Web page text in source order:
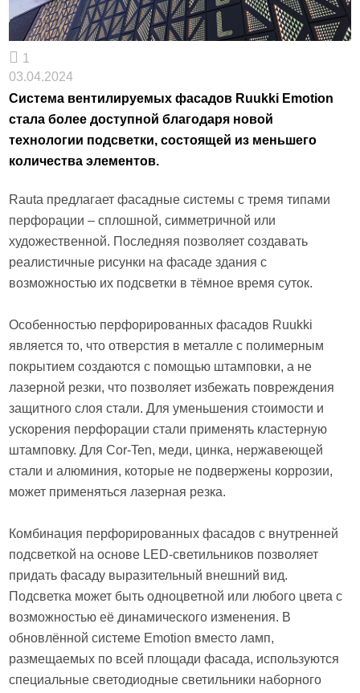
1
03.04.2024
Система вентилируемых фасадов Ruukki Emotion
стала более доступной благодаря новой
технологии подсветки, состоящей из меньшего
количества элементов.
Rauta предлагает фасадные системы с тремя типами
перфорации – сплошной, симметричной или
художественной. Последняя позволяет создавать
реалистичные рисунки на фасаде здания с
возможностью их подсветки в тёмное время суток.
Особенностью перфорированных фасадов Ruukki
является то, что отверстия в металле с полимерным
покрытием создаются с помощью штамповки, а не
лазерной резки, что позволяет избежать повреждения
защитного слоя стали. Для уменьшения стоимости и
ускорения перфорации стали применять кластерную
штамповку. Для Cor-Ten, меди, цинка, нержавеющей
стали и алюминия, которые не подвержены коррозии,
может применяться лазерная резка.
Комбинация перфорированных фасадов с внутренней
подсветкой на основе LED-светильников позволяет
придать фасаду выразительный внешний вид.
Подсветка может быть одноцветной или любого цвета с
возможностью её динамического изменения. В
обновлённой системе Emotion вместо ламп,
размещаемых по всей площади фасада, используются
специальные светодиодные светильники наборного